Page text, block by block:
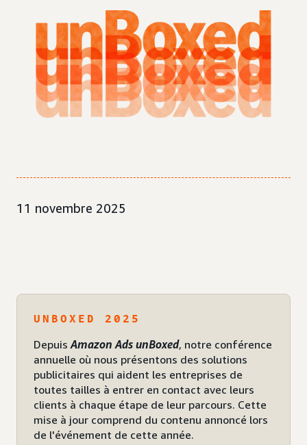
11 novembre 2025
UNBOXED 2025
DepuisAmazon Ads unBoxed, notre conférence
annuelle où nous présentons des solutions
publicitaires qui aident les entreprises de
toutes tailles à entrer en contact avec leurs
clients à chaque étape de leur parcours. Cette
mise à jour comprend du contenu annoncé lors
de l'événement de cette année.